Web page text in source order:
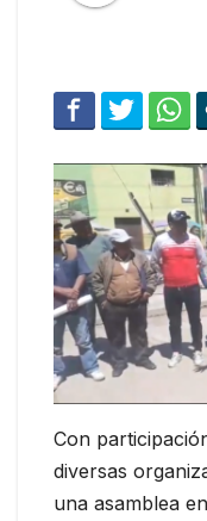
Con
diversas
una asamblea